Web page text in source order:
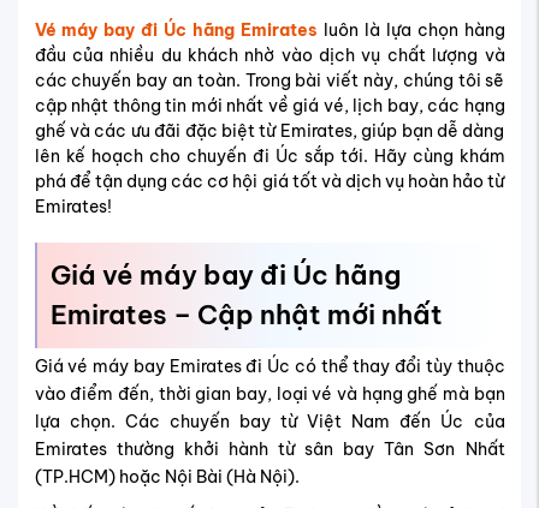
Vé máy bay đi Úc hãng Emirates luôn là lựa chọn hàng
đầu của nhiều du khách nhờ vào dịch vụ chất lượng và
các chuyến bay an toàn. Trong bài viết này, chúng tôi sẽ
cập nhật thông tin mới nhất về giá vé, lịch bay, các hạng
ghế và các ưu đãi đặc biệt từ Emirates, giúp bạn dễ dàng
lên kế hoạch cho chuyến đi Úc sắp tới. Hãy cùng khám
phá để tận dụng các cơ hội giá tốt và dịch vụ hoàn hảo từ
Emirates!
Giá vé máy bay đi Úc hãng
Emirates – Cập nhật mới nhất
Giá vé máy bay Emirates đi Úc có thể thay đổi tùy thuộc
vào điểm đến, thời gian bay, loại vé và hạng ghế mà bạn
lựa chọn. Các chuyến bay từ Việt Nam đến Úc của
Emirates thường khởi hành từ sân bay Tân Sơn Nhất
(TP.HCM) hoặc Nội Bài (Hà Nội).